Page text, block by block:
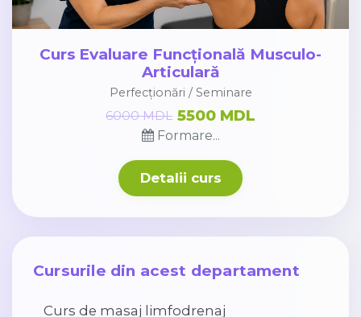
Curs Evaluare Funcțională Musculo-
Articulară
Perfecționări / Seminare
Formare...
6000 MDL 5500 MDL
Detalii curs
Cursurile din acest departament
Curs de masaj limfodrenaj